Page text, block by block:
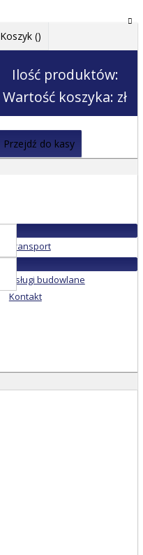
Koszyk ()
Ilość produktów:
Wartość koszyka: zł
Przejdź do kasy
Transport
Usługi budowlane
Kontakt